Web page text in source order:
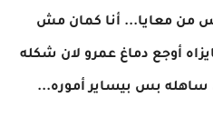
من معايا... أنا كمان مش
أوجع دماغ عمرو لان شكله
بس بيساير أموره...